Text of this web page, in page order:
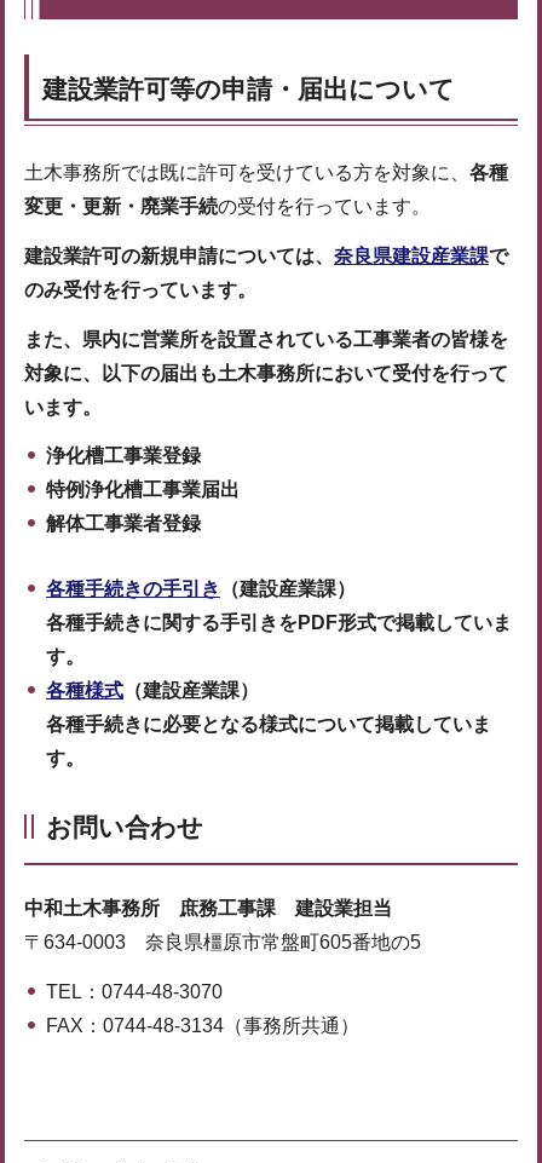
建設業許可等の申請・届出について
土木事務所では既に許可を受けている方を対象に、 各種
変更・更新・廃業手続の受付を行っています。
建設業許可の新規申請については、 奈良県建設産業課で
のみ受付を行っています。
また、県内に営業所を設置されている工事業者の皆様を
対象に、以下の届出も土木事務所において受付を行って
います。
浄化槽工事業登録
特例浄化槽工事業届出
解体工事業者登録
各種手続きの手引き
（建設産業課）
各種手続きに関する手引きをPDF形式で掲載していま
す。
各種様式 （建設産業課）
各種手続きに必要となる様式について掲載していま
す。
お問い合わせ
中和土木事務所 庶務工事課 建設業担当
〒634-0003 奈良県橿原市常盤町605番地の5
TEL：0744-48-3070
FAX：0744-48-3134（事務所共通）